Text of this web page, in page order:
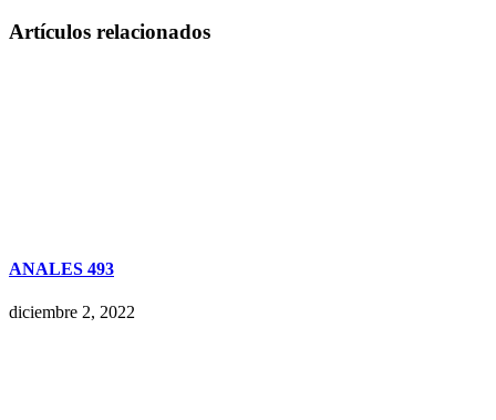
Artículos relacionados
ANALES 493
diciembre 2, 2022